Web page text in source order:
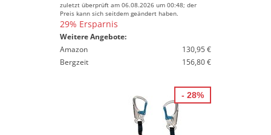
zuletzt überprüft am 06.08.2026 um 00:48; der
Preis kann sich seitdem geändert haben.
29% Ersparnis
Weitere Angebote:
Amazon
130,95 €
Bergzeit
156,80 €
- 28%